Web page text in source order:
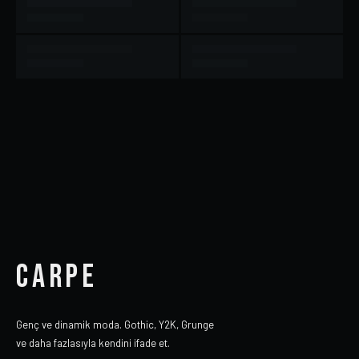
CARPE
Genç ve dinamik moda. Gothic, Y2K, Grunge
ve daha fazlasıyla kendini ifade et.